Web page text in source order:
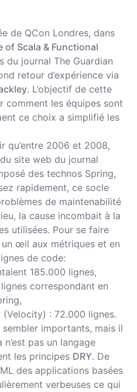
de QCon Londres, dans
of Scala & Functional
du journal The Guardian
retour d’expérience via
. L’objectif de cette
comment les équipes sont
ce choix a simplifié les
qu’entre 2006 et 2008,
site web du journal
des technos Spring,
rapidement, ce socle
de maintenabilité
la cause incombait à la
utilisées. Pour se faire
œil aux métriques et en
de code:
185.000 lignes,
correspondant en
(Velocity) : 72.000 lignes.
importants, mais il
pas un langage
les principes DRY. De
des applications basées
verbeuses ce qui